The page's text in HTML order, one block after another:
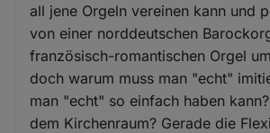
all jene Orgeln vereinen kann und
von einer norddeutschen
französisch-romantischen Orgel
doch warum muss man "echt"
man "echt" so einfach haben
dem Kirchenraum? Gerade die